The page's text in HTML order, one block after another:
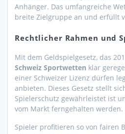
Anhänger. Das umfangreiche
breite Zielgruppe an und erfüllt
Rechtlicher Rahmen und
Mit dem Geldspielgesetz, das
Schweiz Sportwetten klar
einer Schweizer Lizenz dürfen
anbieten. Dieses Gesetz stellt
Spielerschutz gewährleistet ist
vom Markt ferngehalten werden.
Spieler profitieren so von fairen